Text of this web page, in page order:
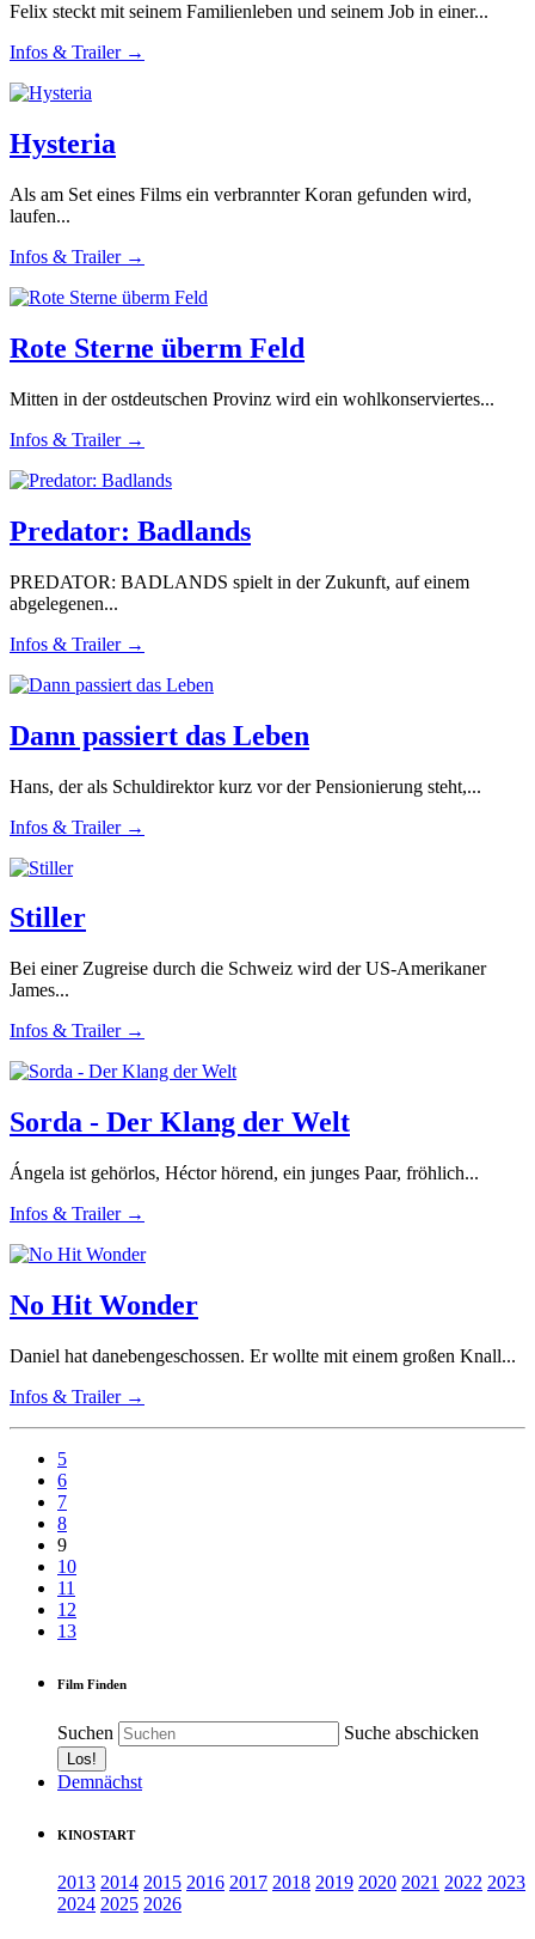
Felix steckt mit seinem Familienleben und seinem Job in einer...
Infos & Trailer →
Hysteria
Als am Set eines Films ein verbrannter Koran gefunden wird,
laufen...
Infos & Trailer →
Rote Sterne überm Feld
Mitten in der ostdeutschen Provinz wird ein wohlkonserviertes...
Infos & Trailer →
Predator: Badlands
PREDATOR: BADLANDS spielt in der Zukunft, auf einem
abgelegenen...
Infos & Trailer →
Dann passiert das Leben
Hans, der als Schuldirektor kurz vor der Pensionierung steht,...
Infos & Trailer →
Stiller
Bei einer Zugreise durch die Schweiz wird der US-Amerikaner
James...
Infos & Trailer →
Sorda - Der Klang der Welt
Ángela ist gehörlos, Héctor hörend, ein junges Paar, fröhlich...
Infos & Trailer →
No Hit Wonder
Daniel hat danebengeschossen. Er wollte mit einem großen Knall...
Infos & Trailer →
5
6
7
8
9
10
11
12
13
Film Finden
Suchen Suche abschicken
Demnächst
KINOSTART
2013 2014 2015 2016 2017 2018 2019 2020 2021 2022 2023
2024 2025 2026